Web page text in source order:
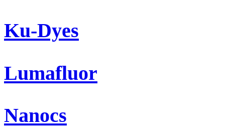
Ku-Dyes
Lumafluor
Nanocs